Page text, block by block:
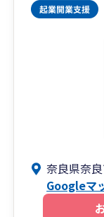
奈良県奈
Googleマ